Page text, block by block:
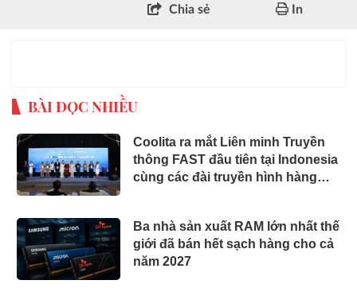
Chia sẻ In
BÀI ĐỌC NHIỀU
Coolita ra mắt Liên minh Truyền
thông FAST đầu tiên tại Indonesia
cùng các đài truyền hình hàng
Ba nhà sản xuất RAM lớn nhất thế
giới đã bán hết sạch hàng cho cả
năm 2027